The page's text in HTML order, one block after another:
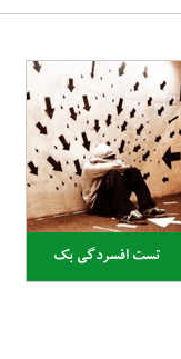
تست افسردگی بک